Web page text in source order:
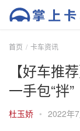
首页 卡车资讯
【好车推
一手包“拌”
杜玉娇 • 2022年